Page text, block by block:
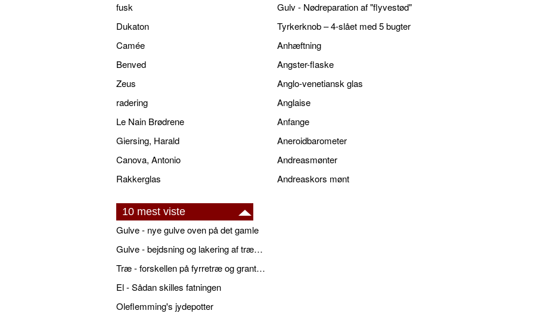
fusk
Dukaton
Camée
Benved
Zeus
radering
Le Nain Brødrene
Giersing, Harald
Canova, Antonio
Rakkerglas
Gulv - Nødreparation af "flyvestød"
Tyrkerknob – 4-slået med 5 bugter
Anhæftning
Angster-flaske
Anglo-venetiansk glas
Anglaise
Anfange
Aneroidbarometer
Andreasmønter
Andreaskors mønt
10 mest viste
Gulve - nye gulve oven på det gamle
Gulve - bejdsning og lakering af trægulve
Træ - forskellen på fyrretræ og grantræ
El - Sådan skilles fatningen
Oleflemming's jydepotter